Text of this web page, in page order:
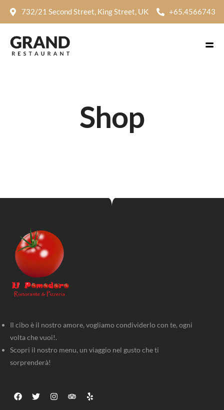
732/21 Second Street, King Street, UK +65.4566743
Shop
Il cibo è il nostro amore, vogliamo condividerlo con te, ogni
volta che vuoi!.
Scopri il nostro menu, un viaggio nel gusto che ti
sorprenderà!